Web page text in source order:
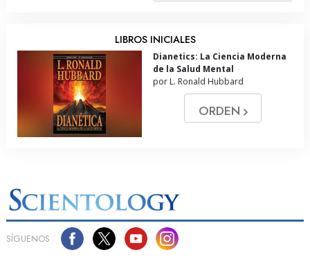
LIBROS INICIALES
Dianetics: La Ciencia Moderna
de la Salud Mental
por L. Ronald Hubbard
ORDEN
SÍGUENOS